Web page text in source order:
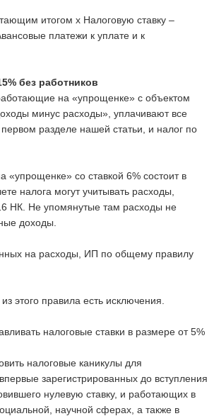
итогом х Налоговую ставку –
платежи к уплате и к
без работников
на «упрощенке» с объектом
минус расходы», уплачивают все
разделе нашей статьи, и налог по
«упрощенке» со ставкой 6% состоит в
налога могут учитывать расходы,
НК. Не упомянутые там расходы не
доходы.
на расходы, ИП по общему правилу
этого правила есть исключения.
налоговые ставки в размере от 5%
налоговые каникулы для
зарегистрированных до вступления
нулевую ставку, и работающих в
научной сферах, а также в